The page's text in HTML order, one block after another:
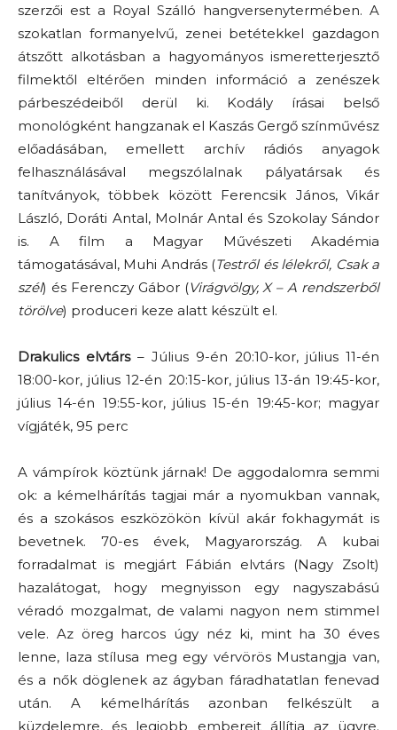
szerzői est a Royal Szálló hangversenytermében. A
szokatlan formanyelvű, zenei betétekkel gazdagon
átszőtt alkotásban a hagyományos ismeretterjesztő
filmektől eltérően minden információ a zenészek
párbeszédeiből derül ki. Kodály írásai belső
monológként hangzanak el Kaszás Gergő színművész
előadásában, emellett archív rádiós anyagok
felhasználásával megszólalnak pályatársak és
tanítványok, többek között Ferencsik János, Vikár
László, Doráti Antal, Molnár Antal és Szokolay Sándor
is. A film a Magyar Művészeti Akadémia
támogatásával, Muhi András (Testről és lélekről, Csak a
szél) és Ferenczy Gábor (Virágvölgy, X – A rendszerből
törölve) produceri keze alatt készült el.
Drakulics elvtárs– Július 9-én 20:10-kor, július 11-én
18:00-kor, július 12-én 20:15-kor, július 13-án 19:45-kor,
július 14-én 19:55-kor, július 15-én 19:45-kor; magyar
vígjáték, 95 perc
A vámpírok köztünk járnak! De aggodalomra semmi
ok: a kémelhárítás tagjai már a nyomukban vannak,
és a szokásos eszközökön kívül akár fokhagymát is
bevetnek. 70-es évek, Magyarország. A kubai
forradalmat is megjárt Fábián elvtárs (Nagy Zsolt)
hazalátogat, hogy megnyisson egy nagyszabású
véradó mozgalmat, de valami nagyon nem stimmel
vele. Az öreg harcos úgy néz ki, mint ha 30 éves
lenne, laza stílusa meg egy vérvörös Mustangja van,
és a nők döglenek az ágyban fáradhatatlan fenevad
után. A kémelhárítás azonban felkészült a
küzdelemre, és legjobb embereit állítja az ügyre.